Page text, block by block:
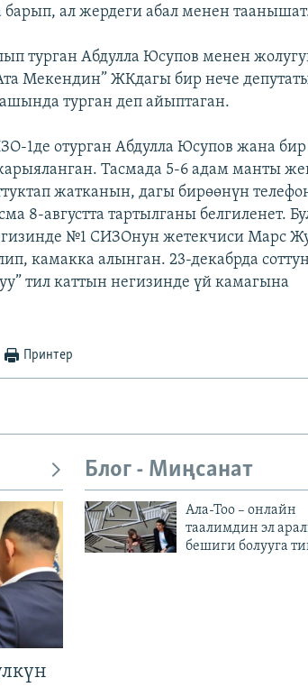
ал жердеги абал менен
турган Абдулла Юсупов менен
Мекендин” ЖКдагы бир нече
турган деп айыптаган.
1де отурган Абдулла Юсупов жана бир
Тасмада 5-6 адам манты
жатканын, дагы бирөөнүн
8-августта тартылганы белгиленет.
№1 СИЗОнун жетекчиси Марс
камакка алынган. 23-декабрда
тил каттын негизинде үй камагына
Принтер
Блог - Миңсанат
Ала-Тоо – онлайн
таалимдин эл
бешиги болууга